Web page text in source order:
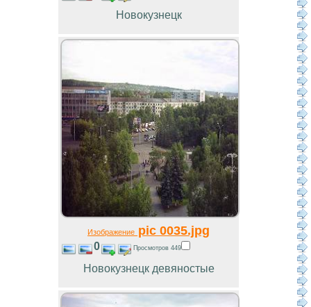
Новокузнецк
Изображение pic 0035.jpg
0 Просмотров 449
Новокузнецк девяностые